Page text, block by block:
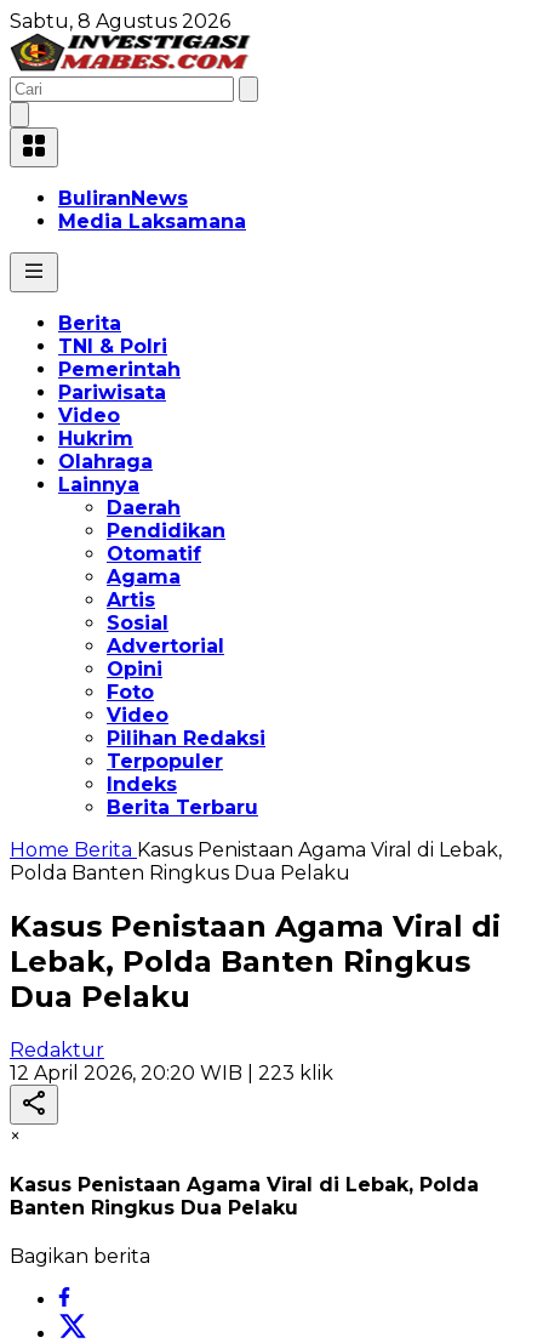
Sabtu, 8 Agustus 2026
BuliranNews
Media Laksamana
Berita
TNI & Polri
Pemerintah
Pariwisata
Video
Hukrim
Olahraga
Lainnya
Daerah
Pendidikan
Otomatif
Agama
Artis
Sosial
Advertorial
Opini
Foto
Video
Pilihan Redaksi
Terpopuler
Indeks
Berita Terbaru
Home Berita Kasus Penistaan Agama Viral di Lebak,
Polda Banten Ringkus Dua Pelaku
Kasus Penistaan Agama Viral di
Lebak, Polda Banten Ringkus
Dua Pelaku
Redaktur
12 April 2026, 20:20 WIB | 223 klik
×
Kasus Penistaan Agama Viral di Lebak, Polda
Banten Ringkus Dua Pelaku
Bagikan berita